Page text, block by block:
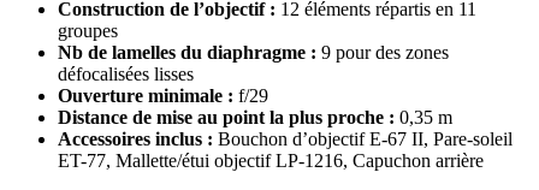
Construction de l’objectif : 12 éléments répartis en 11
groupes
Nb de lamelles du diaphragme : 9 pour des zones
défocalisées lisses
Ouverture minimale : f/29
Distance de mise au point la plus proche : 0,35 m
Accessoires inclus : Bouchon d’objectif E-67 II, Pare-soleil
ET-77, Mallette/étui objectif LP-1216, Capuchon arrière